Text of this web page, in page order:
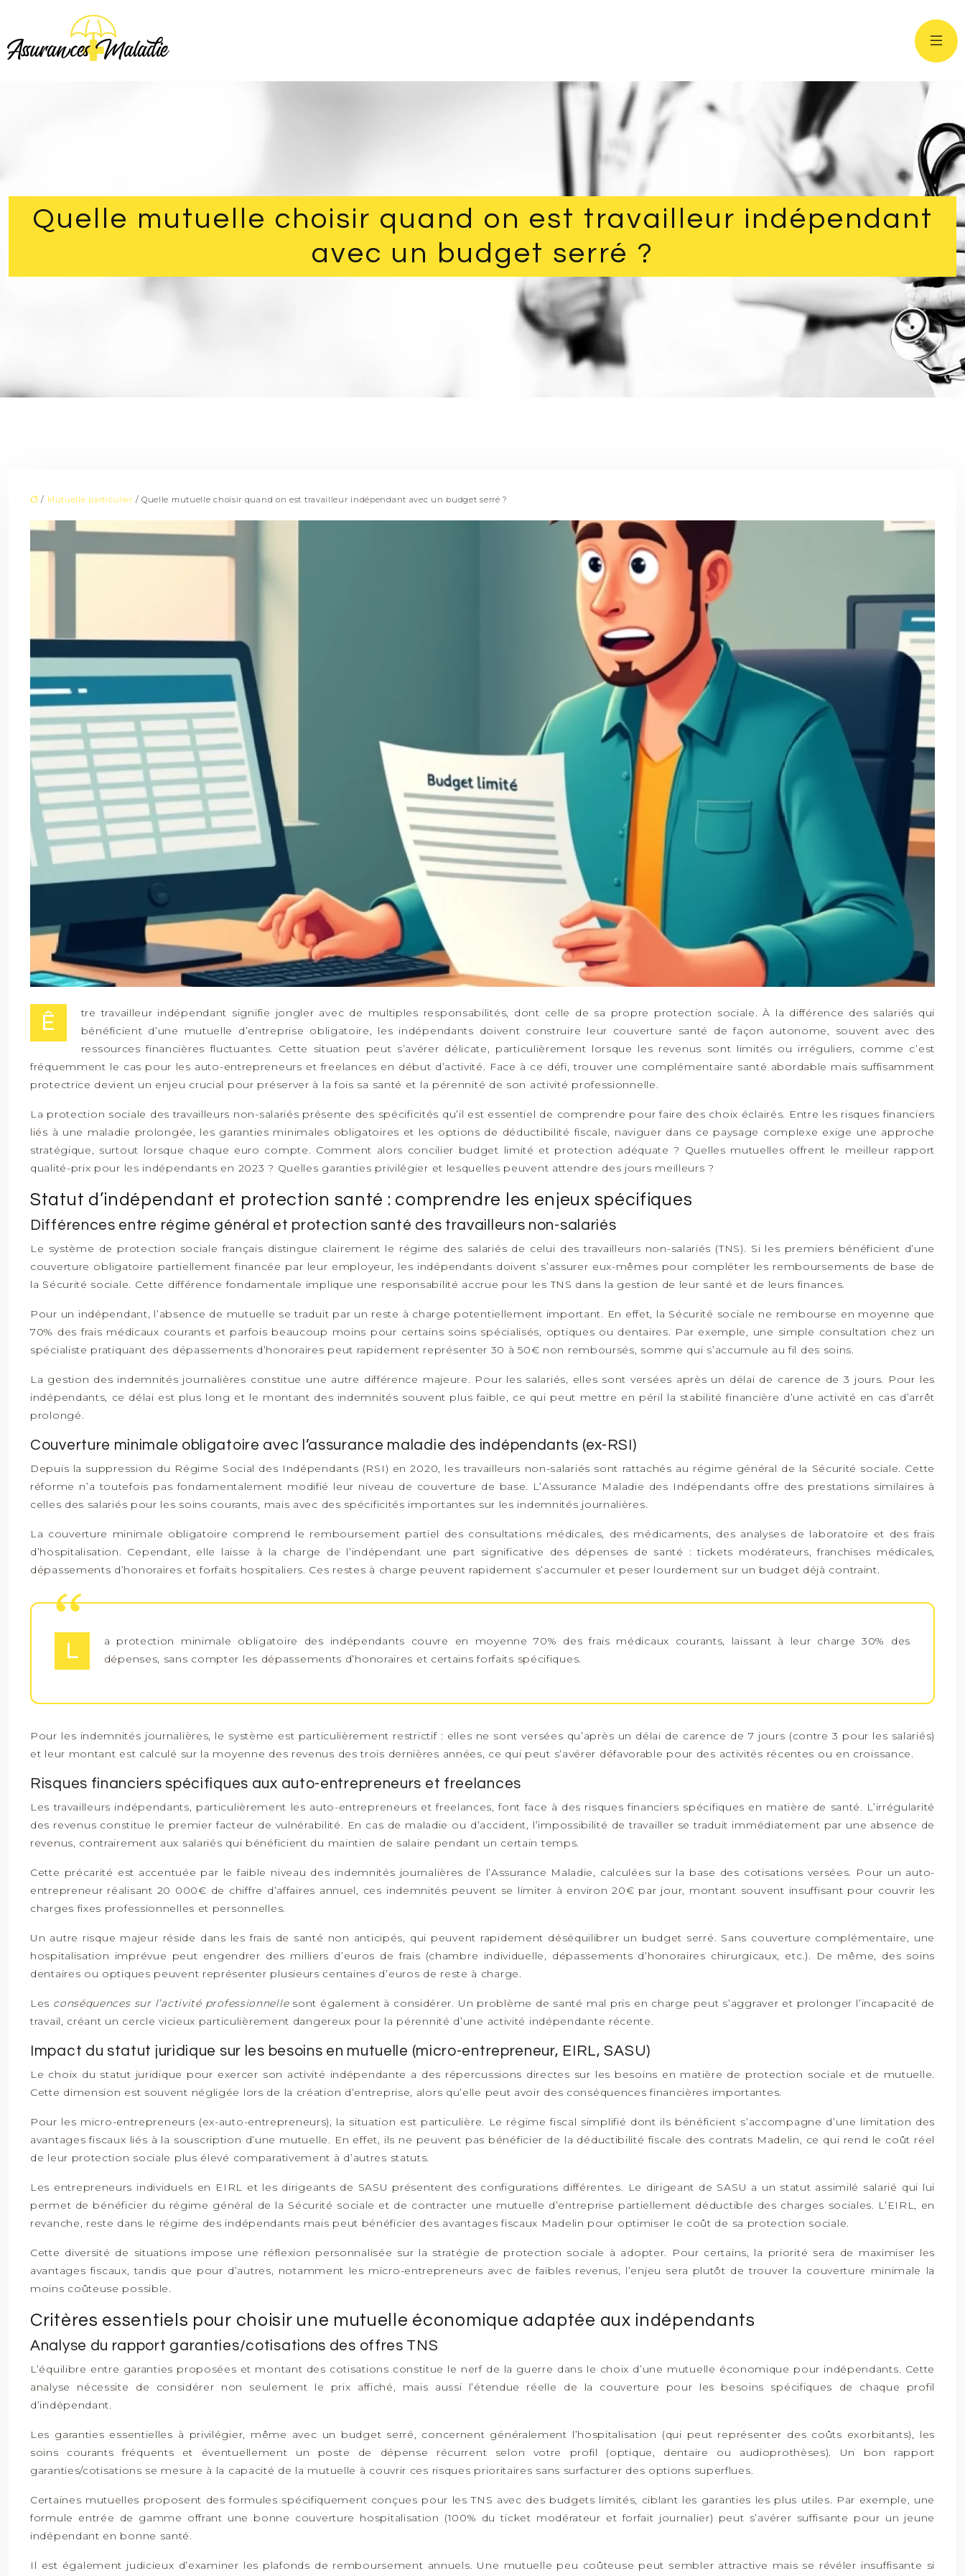
Quelle mutuelle choisir quand on est travailleur indépendant
avec un budget serré ?
/ Mutuelle particulier / Quelle mutuelle choisir quand on est travailleur indépendant avec un budget serré ?
Ê
tre travailleur indépendant signifie jongler avec de multiples responsabilités, dont celle de sa propre protection sociale. À la différence des salariés qui
bénéficient d’une mutuelle d’entreprise obligatoire, les indépendants doivent construire leur couverture santé de façon autonome, souvent avec des
ressources financières fluctuantes. Cette situation peut s’avérer délicate, particulièrement lorsque les revenus sont limités ou irréguliers, comme c’est
fréquemment le cas pour les auto-entrepreneurs et freelances en début d’activité. Face à ce défi, trouver une complémentaire santé abordable mais suffisamment
protectrice devient un enjeu crucial pour préserver à la fois sa santé et la pérennité de son activité professionnelle.
La protection sociale des travailleurs non-salariés présente des spécificités qu’il est essentiel de comprendre pour faire des choix éclairés. Entre les risques financiers
liés à une maladie prolongée, les garanties minimales obligatoires et les options de déductibilité fiscale, naviguer dans ce paysage complexe exige une approche
stratégique, surtout lorsque chaque euro compte. Comment alors concilier budget limité et protection adéquate ? Quelles mutuelles offrent le meilleur rapport
qualité-prix pour les indépendants en 2023 ? Quelles garanties privilégier et lesquelles peuvent attendre des jours meilleurs ?
Statut d’indépendant et protection santé : comprendre les enjeux spécifiques
Différences entre régime général et protection santé des travailleurs non-salariés
Le système de protection sociale français distingue clairement le régime des salariés de celui des travailleurs non-salariés (TNS). Si les premiers bénéficient d’une
couverture obligatoire partiellement financée par leur employeur, les indépendants doivent s’assurer eux-mêmes pour compléter les remboursements de base de
la Sécurité sociale. Cette différence fondamentale implique une responsabilité accrue pour les TNS dans la gestion de leur santé et de leurs finances.
Pour un indépendant, l’absence de mutuelle se traduit par un reste à charge potentiellement important. En effet, la Sécurité sociale ne rembourse en moyenne que
70% des frais médicaux courants et parfois beaucoup moins pour certains soins spécialisés, optiques ou dentaires. Par exemple, une simple consultation chez un
spécialiste pratiquant des dépassements d’honoraires peut rapidement représenter 30 à 50€ non remboursés, somme qui s’accumule au fil des soins.
La gestion des indemnités journalières constitue une autre différence majeure. Pour les salariés, elles sont versées après un délai de carence de 3 jours. Pour les
indépendants, ce délai est plus long et le montant des indemnités souvent plus faible, ce qui peut mettre en péril la stabilité financière d’une activité en cas d’arrêt
prolongé.
Couverture minimale obligatoire avec l’assurance maladie des indépendants (ex-RSI)
Depuis la suppression du Régime Social des Indépendants (RSI) en 2020, les travailleurs non-salariés sont rattachés au régime général de la Sécurité sociale. Cette
réforme n’a toutefois pas fondamentalement modifié leur niveau de couverture de base. L’Assurance Maladie des Indépendants offre des prestations similaires à
celles des salariés pour les soins courants, mais avec des spécificités importantes sur les indemnités journalières.
La couverture minimale obligatoire comprend le remboursement partiel des consultations médicales, des médicaments, des analyses de laboratoire et des frais
d’hospitalisation. Cependant, elle laisse à la charge de l’indépendant une part significative des dépenses de santé : tickets modérateurs, franchises médicales,
dépassements d’honoraires et forfaits hospitaliers. Ces restes à charge peuvent rapidement s’accumuler et peser lourdement sur un budget déjà contraint.
L
a protection minimale obligatoire des indépendants couvre en moyenne 70% des frais médicaux courants, laissant à leur charge 30% des
dépenses, sans compter les dépassements d’honoraires et certains forfaits spécifiques.
Pour les indemnités journalières, le système est particulièrement restrictif : elles ne sont versées qu’après un délai de carence de 7 jours (contre 3 pour les salariés)
et leur montant est calculé sur la moyenne des revenus des trois dernières années, ce qui peut s’avérer défavorable pour des activités récentes ou en croissance.
Risques financiers spécifiques aux auto-entrepreneurs et freelances
Les travailleurs indépendants, particulièrement les auto-entrepreneurs et freelances, font face à des risques financiers spécifiques en matière de santé. L’irrégularité
des revenus constitue le premier facteur de vulnérabilité. En cas de maladie ou d’accident, l’impossibilité de travailler se traduit immédiatement par une absence de
revenus, contrairement aux salariés qui bénéficient du maintien de salaire pendant un certain temps.
Cette précarité est accentuée par le faible niveau des indemnités journalières de l’Assurance Maladie, calculées sur la base des cotisations versées. Pour un auto-
entrepreneur réalisant 20 000€ de chiffre d’affaires annuel, ces indemnités peuvent se limiter à environ 20€ par jour, montant souvent insuffisant pour couvrir les
charges fixes professionnelles et personnelles.
Un autre risque majeur réside dans les frais de santé non anticipés, qui peuvent rapidement déséquilibrer un budget serré. Sans couverture complémentaire, une
hospitalisation imprévue peut engendrer des milliers d’euros de frais (chambre individuelle, dépassements d’honoraires chirurgicaux, etc.). De même, des soins
dentaires ou optiques peuvent représenter plusieurs centaines d’euros de reste à charge.
Les conséquences sur l’activité professionnelle sont également à considérer. Un problème de santé mal pris en charge peut s’aggraver et prolonger l’incapacité de
travail, créant un cercle vicieux particulièrement dangereux pour la pérennité d’une activité indépendante récente.
Impact du statut juridique sur les besoins en mutuelle (micro-entrepreneur, EIRL, SASU)
Le choix du statut juridique pour exercer son activité indépendante a des répercussions directes sur les besoins en matière de protection sociale et de mutuelle.
Cette dimension est souvent négligée lors de la création d’entreprise, alors qu’elle peut avoir des conséquences financières importantes.
Pour les micro-entrepreneurs (ex-auto-entrepreneurs), la situation est particulière. Le régime fiscal simplifié dont ils bénéficient s’accompagne d’une limitation des
avantages fiscaux liés à la souscription d’une mutuelle. En effet, ils ne peuvent pas bénéficier de la déductibilité fiscale des contrats Madelin, ce qui rend le coût réel
de leur protection sociale plus élevé comparativement à d’autres statuts.
Les entrepreneurs individuels en EIRL et les dirigeants de SASU présentent des configurations différentes. Le dirigeant de SASU a un statut assimilé salarié qui lui
permet de bénéficier du régime général de la Sécurité sociale et de contracter une mutuelle d’entreprise partiellement déductible des charges sociales. L’EIRL, en
revanche, reste dans le régime des indépendants mais peut bénéficier des avantages fiscaux Madelin pour optimiser le coût de sa protection sociale.
Cette diversité de situations impose une réflexion personnalisée sur la stratégie de protection sociale à adopter. Pour certains, la priorité sera de maximiser les
avantages fiscaux, tandis que pour d’autres, notamment les micro-entrepreneurs avec de faibles revenus, l’enjeu sera plutôt de trouver la couverture minimale la
moins coûteuse possible.
Critères essentiels pour choisir une mutuelle économique adaptée aux indépendants
Analyse du rapport garanties/cotisations des offres TNS
L’équilibre entre garanties proposées et montant des cotisations constitue le nerf de la guerre dans le choix d’une mutuelle économique pour indépendants. Cette
analyse nécessite de considérer non seulement le prix affiché, mais aussi l’étendue réelle de la couverture pour les besoins spécifiques de chaque profil
d’indépendant.
Les garanties essentielles à privilégier, même avec un budget serré, concernent généralement l’hospitalisation (qui peut représenter des coûts exorbitants), les
soins courants fréquents et éventuellement un poste de dépense récurrent selon votre profil (optique, dentaire ou audioprothèses). Un bon rapport
garanties/cotisations se mesure à la capacité de la mutuelle à couvrir ces risques prioritaires sans surfacturer des options superflues.
Certaines mutuelles proposent des formules spécifiquement conçues pour les TNS avec des budgets limités, ciblant les garanties les plus utiles. Par exemple, une
formule entrée de gamme offrant une bonne couverture hospitalisation (100% du ticket modérateur et forfait journalier) peut s’avérer suffisante pour un jeune
indépendant en bonne santé.
Il est également judicieux d’examiner les plafonds de remboursement annuels. Une mutuelle peu coûteuse peut sembler attractive mais se révéler insuffisante si